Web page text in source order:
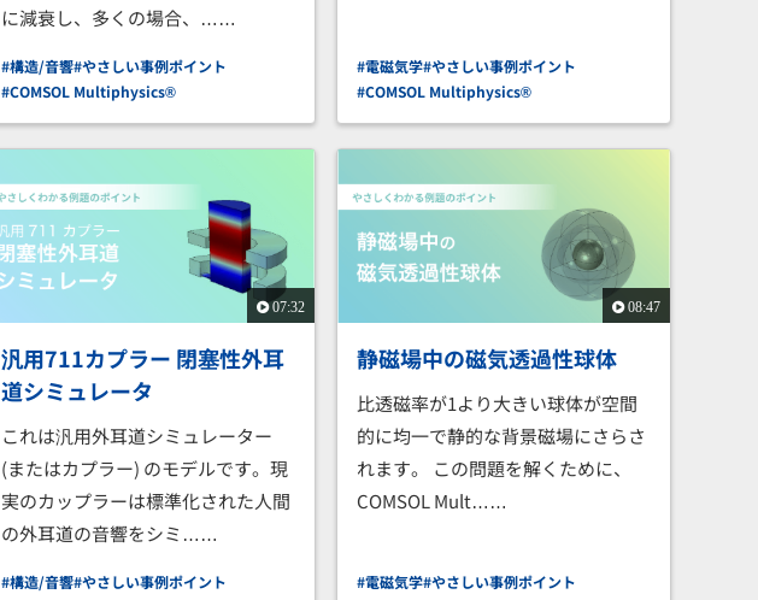
に減衰し、多くの場合、……
#構造/音響#やさしい事例ポイント
#COMSOL Multiphysics®
#電磁気学#やさしい事例ポイント
#COMSOL Multiphysics®
07:32
汎用711カプラー 閉塞性外耳
道シミュレータ
これは汎用外耳道シミュレーター
(またはカプラー) のモデルです。現
実のカップラーは標準化された人間
の外耳道の音響をシミ……
#構造/音響#やさしい事例ポイント
08:47
静磁場中の磁気透過性球体
比透磁率が1より大きい球体が空間
的に均一で静的な背景磁場にさらさ
れます。 この問題を解くために、
COMSOL Mult……
#電磁気学#やさしい事例ポイント